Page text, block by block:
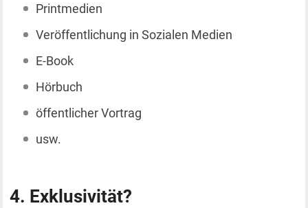
Printmedien
Veröffentlichung in Sozialen Medien
E-Book
Hörbuch
öffentlicher Vortrag
usw.
Exklusivität?